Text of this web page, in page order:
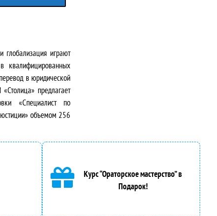
глобализация играют
квалифицированных
в юридической
предлагает
«Специалист по
объемом 256
Курс “Ораторское мастерство” в
Подарок!